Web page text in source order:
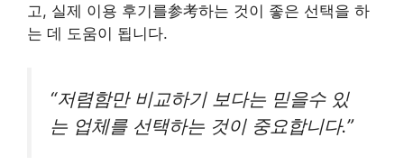
고, 실제 이용 후기를参考하는 것이 좋은 선택을 하
는 데 도움이 됩니다.
“저렴함만 비교하기 보다는 믿을수 있
는 업체를 선택하는 것이 중요합니다.”